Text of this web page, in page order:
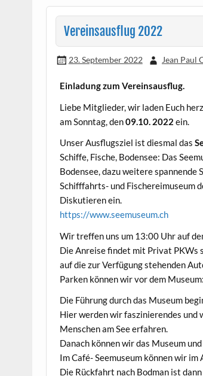
Vereinsausflug 2022
23. September 2022 Jean Paul
Einladung zum Vereinsausflug.
Liebe Mitglieder, wir laden Euch
am Sonntag, den09.10. 2022 ein.
Unser Ausflugsziel ist diesmal das
Schiffe, Fische, Bodensee: Das
Bodensee, dazu weitere spannende
Schifffahrts- und Fischereimuseum
Diskutieren ein.
https://www.seemuseum.ch
Wir treffen uns um 13:00 Uhr auf
Die Anreise findet mit Privat PKWs
auf die zur Verfügung stehenden
Parken können wir vor dem
Die Führung durch das Museum
Hier werden wir faszinierendes und
Menschen am See erfahren.
Danach können wir das Museum
Im Café- Seemuseum können wir
Die Rückfahrt nach Bodman ist